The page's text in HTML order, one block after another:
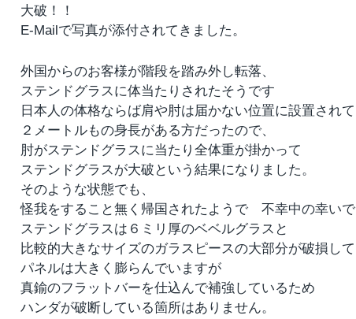
大破！！
E-Mailで写真が添付されてきました。
外国からのお客様が階段を踏み外し転落、
ステンドグラスに体当たりされたそうです
日本人の体格ならば肩や肘は届かない位置に設置され
２メートルもの身長がある方だったので、
肘がステンドグラスに当たり全体重が掛かって
ステンドグラスが大破という結果になりました。
そのような状態でも、
怪我をすること無く帰国されたようで 不幸中の幸いで
ステンドグラスは６ミリ厚のベベルグラスと
比較的大きなサイズのガラスピースの大部分が破損して
パネルは大きく膨らんでいますが
真鍮のフラットバーを仕込んで補強しているため
ハンダが破断している箇所はありません。